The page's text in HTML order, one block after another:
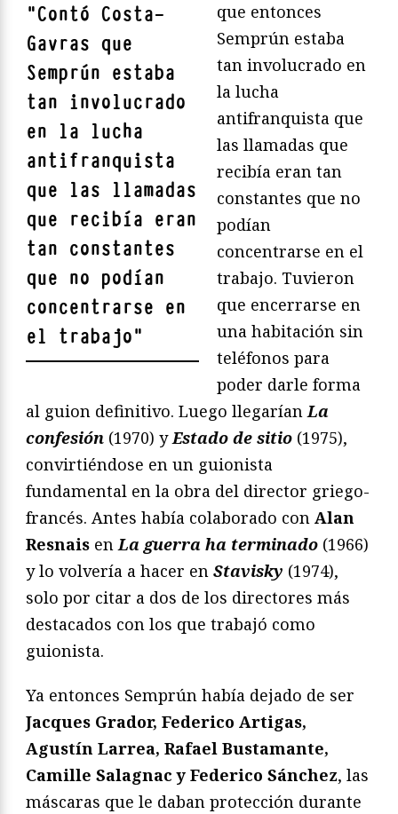
"Contó Costa-
Gavras que
Semprún estaba
tan involucrado
en la lucha
antifranquista
que las llamadas
que recibía eran
tan constantes
que no podían
concentrarse en
el trabajo"
que entonces
Semprún estaba
tan involucrado en
la lucha
antifranquista que
las llamadas que
recibía eran tan
constantes que no
podían
concentrarse en el
trabajo. Tuvieron
que encerrarse en
una habitación sin
teléfonos para
poder darle forma
al guion definitivo. Luego llegaríanLa
confesión (1970) yEstado de sitio (1975),
convirtiéndose en un guionista
fundamental en la obra del director griego-
francés. Antes había colaborado con Alan
Resnais enLa guerra ha terminado (1966)
y lo volvería a hacer en Stavisky (1974),
solo por citar a dos de los directores más
destacados con los que trabajó como
guionista.
Ya entonces Semprún había dejado de ser
Jacques Grador, Federico Artigas,
Agustín Larrea, Rafael Bustamante,
Camille Salagnac y Federico Sánchez, las
máscaras que le daban protección durante